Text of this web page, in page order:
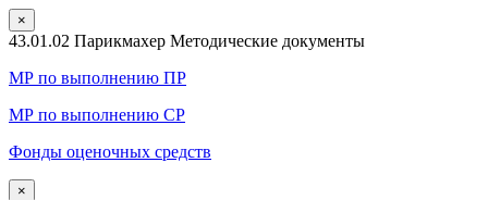
×
43.01.02 Парикмахер Методические документы
МР по выполнению ПР
МР по выполнению СР
Фонды оценочных средств
×